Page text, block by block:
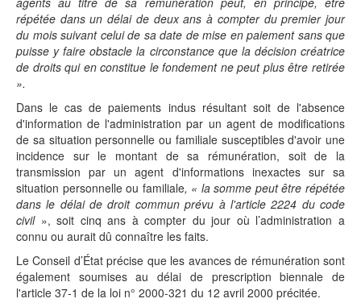
répétée dans un délai de deux ans à compter du premier jour
du mois suivant celui de sa date de mise en paiement sans que
puisse y faire obstacle la circonstance que la décision créatrice
de droits qui en constitue le fondement ne peut plus être retirée
».
Dans le cas de paiements indus résultant soit de l'absence
d'information de l'administration par un agent de modifications
de sa situation personnelle ou familiale susceptibles d'avoir une
incidence sur le montant de sa rémunération, soit de la
transmission par un agent d'informations inexactes sur sa
situation personnelle ou familiale, « la somme peut être répétée
dans le délai de droit commun prévu à l'article 2224 du code
civil», soit cinq ans à compter du jour où l’administration a
connu ou aurait dû connaître les faits.
Le Conseil d’État précise que les avances de rémunération sont
également soumises au délai de prescription biennale de
l'article 37-1 de la loi n° 2000-321 du 12 avril 2000 précitée.